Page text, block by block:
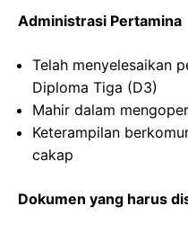
Administrasi Pertamina
Telah menyelesaikan
Diploma Tiga (D3)
Mahir dalam
Keterampilan
cakap
Dokumen yang harus